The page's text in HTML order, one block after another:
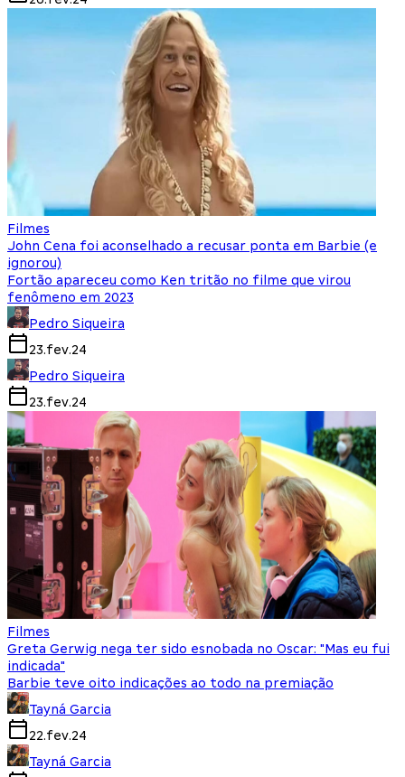
Filmes
John Cena foi aconselhado a recusar ponta em Barbie (e
ignorou)
Fortão apareceu como Ken tritão no filme que virou
fenômeno em 2023
Pedro Siqueira
23.fev.24
Pedro Siqueira
23.fev.24
Filmes
Greta Gerwig nega ter sido esnobada no Oscar: "Mas eu fui
indicada"
Barbie teve oito indicações ao todo na premiação
Tayná Garcia
22.fev.24
Tayná Garcia